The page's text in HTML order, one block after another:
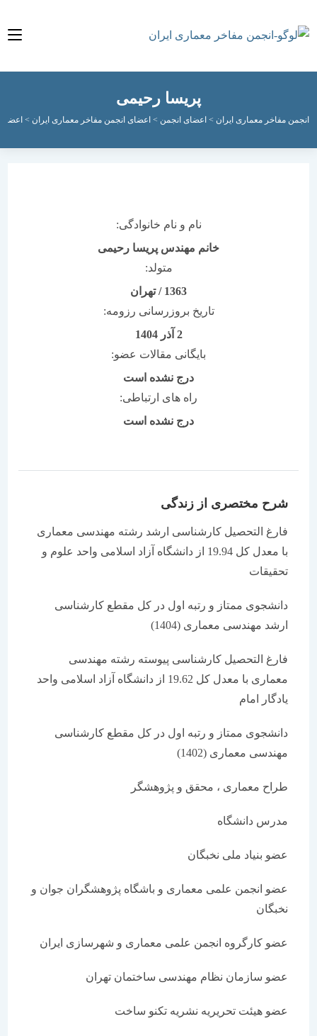
پریسا رحیمی
مفاخر معماری ایران > اعضای انجمن>اعضای انجمن مفاخر معماری ایران > اعضای فعال
نام و نام خانوادگی:
خانم مهندس پریسا رحیمی
تهران
تاریخ بروزرسانی رزومه:
بایگانی مقالات عضو:
درج نشده است
راه های ارتباطی:
درج نشده است
شرح مختصری از زندگی
فارغ التحصیل کارشناسی ارشد رشته مهندسی معماری
با معدل کل 19.94 از دانشگاه آزاد اسلامی واحد علوم و
تحقیقات
دانشجوی ممتاز و رتبه اول در کل مقطع کارشناسی
ارشد مهندسی معماری (1404)
فارغ التحصیل کارشناسی پیوسته رشته مهندسی
معماری با معدل کل 19.62 از دانشگاه آزاد اسلامی واحد
یادگار امام
دانشجوی ممتاز و رتبه اول در کل مقطع کارشناسی
مهندسی معماری (1402)
طراح معماری ، محقق و پژوهشگر
مدرس دانشگاه
عضو بنیاد ملی نخبگان
عضو انجمن علمی معماری و باشگاه پژوهشگران جوان و
نخبگان
عضو کارگروه انجمن علمی معماری و شهرسازی ایران
عضو سازمان نظام مهندسی ساختمان تهران
عضو هیئت تحریریه نشریه تکنو ساخت